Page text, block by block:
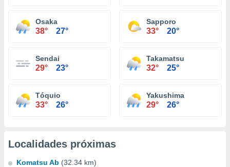
Osaka
38° 27°
Sapporo
33° 20°
Sendai
29° 23°
Takamatsu
32° 25°
Tóquio
33° 26°
Yakushima
29° 26°
Localidades próximas
Komatsu Ab (32.34 km)